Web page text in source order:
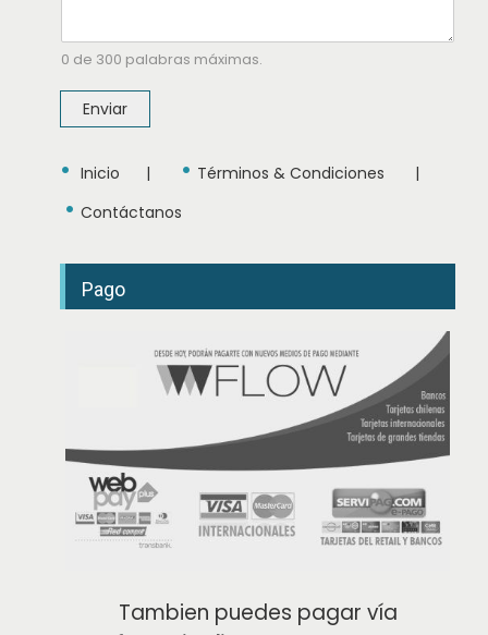
0 de 300 palabras máximas.
Enviar
• Inicio | • Términos & Condiciones |
• Contáctanos
Pago
Tambien puedes pagar vía